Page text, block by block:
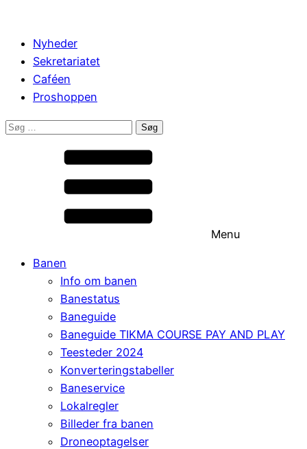
Nyheder
Sekretariatet
Caféen
Proshoppen
Søg
Menu
Banen
Info om banen
Banestatus
Baneguide
Baneguide TIKMA COURSE PAY AND PLAY
Teesteder 2024
Konverteringstabeller
Baneservice
Lokalregler
Billeder fra banen
Droneoptagelser